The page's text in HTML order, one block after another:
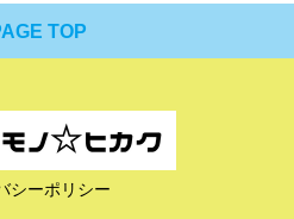
TOP
シーポリシー